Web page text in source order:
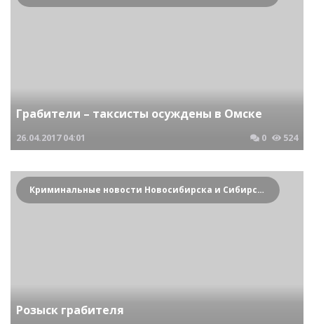
Грабители – таксисты осуждены в Омске
26.04.2017 04:01 0 524
Криминальные новости Новосибирска и Сибирского региона
Розыск грабителя